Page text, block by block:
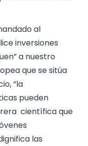
al
inversiones
a nuestro
que se sitúa
“la
pueden
científica que
las